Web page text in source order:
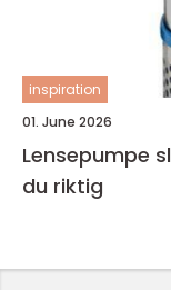
inspiration
01. June 2026
Lensepumpe slik fungerer den og slik velger
du riktig